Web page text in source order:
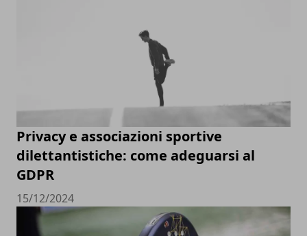
Privacy e associazioni sportive
dilettantistiche: come adeguarsi al
GDPR
15/12/2024